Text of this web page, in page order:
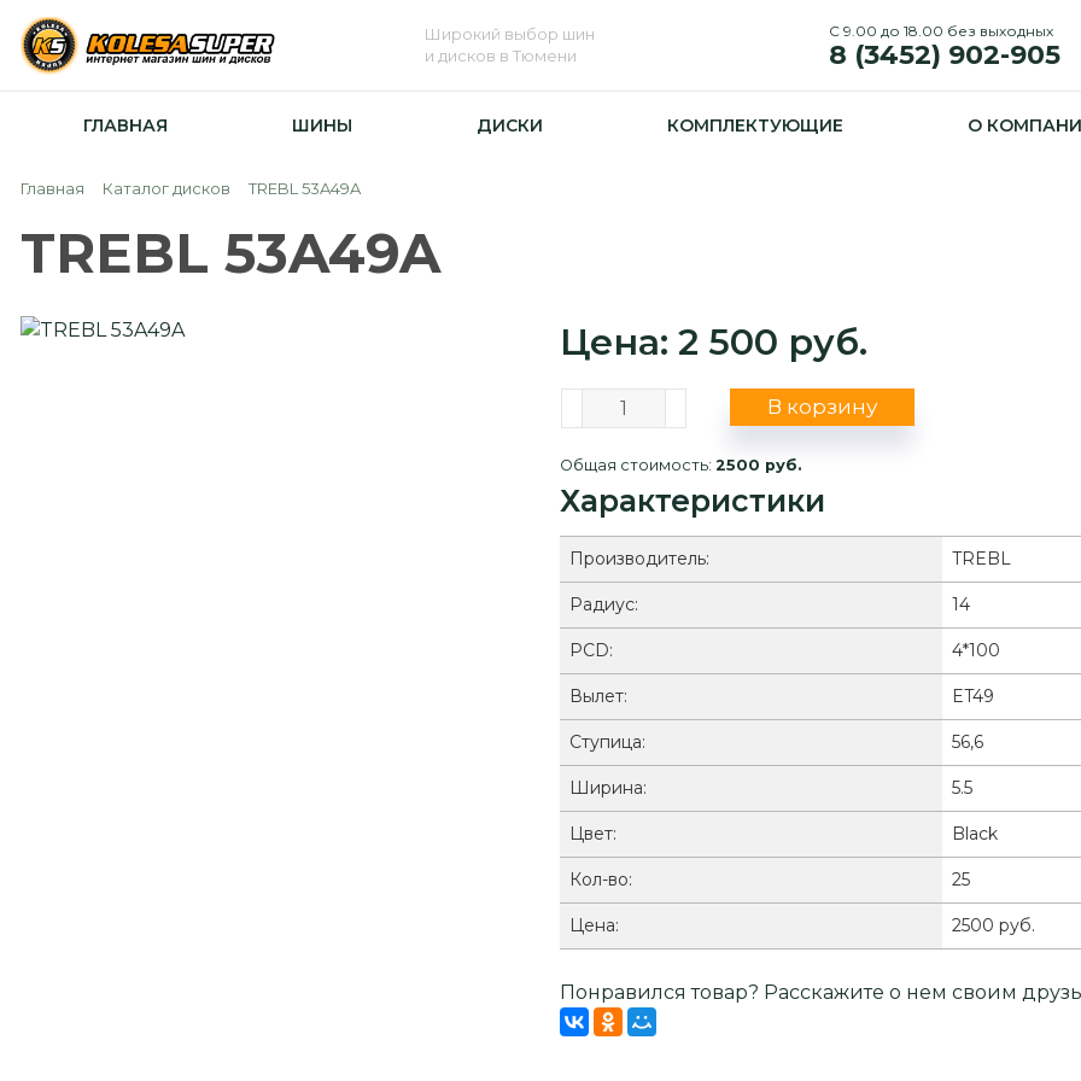
Широкий выбор шин
и дисков в Тюмени
С 9.00 до 18.00 без выходных
8 (3452) 902-905
ГЛАВНАЯ ШИНЫ ДИСКИ КОМПЛЕКТУЮЩИЕ О
Главная Каталог дисков TREBL 53A49A
TREBL 53A49A
Цена: 2 500 руб.
В корзину
Общая стоимость: 2500 руб.
Характеристики
Производитель: TREBL
Радиус: 14
PCD: 4*100
Вылет: ET49
Ступица: 56,6
Ширина: 5.5
Цвет: Black
Кол-во: 25
Цена: 2500 руб.
Понравился товар? Расскажите о нем своим